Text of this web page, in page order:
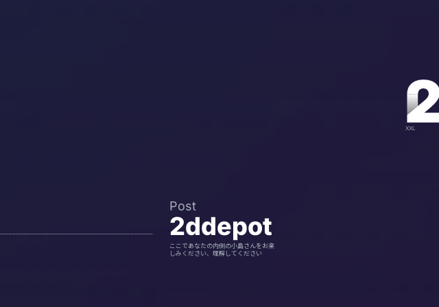
Post
2ddepot
ここであなたの内側の小島さんをお楽
しみください、理解してください